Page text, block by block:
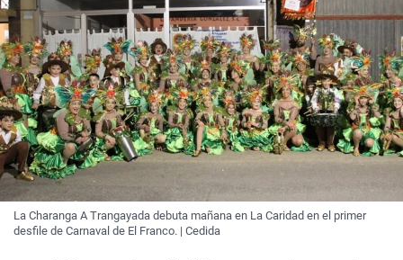
La Charanga A Trangayada debuta mañana en La Caridad en el primer
desfile de Carnaval de El Franco. | Cedida